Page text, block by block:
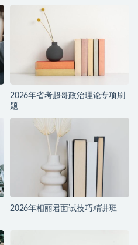
2026年省考超哥政治理论专项刷
题
2026年相丽君面试技巧精讲班